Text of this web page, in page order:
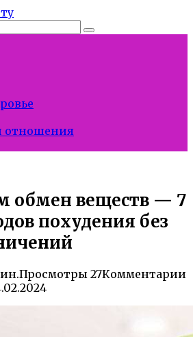
отношения
обмен веществ — 7
похудения без
Просмотры 27Комментарии